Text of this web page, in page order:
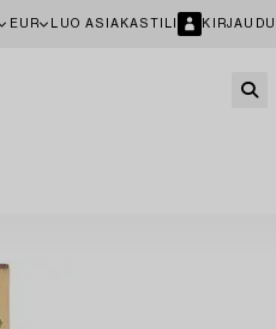
EUR LUO ASIAKASTILI KIRJAUDU